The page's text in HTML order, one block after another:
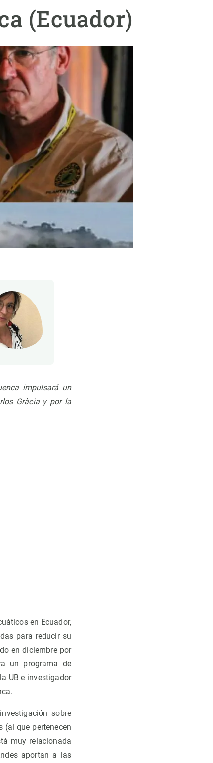
(Ecuador)
impulsará un
Gràcia y por la
en Ecuador,
para reducir su
en diciembre por
un programa de
UB e investigador
sobre
(al que pertenecen
muy relacionada
aportan a las
másteres y doctorado
crecer
carrera
actividades internas
formación